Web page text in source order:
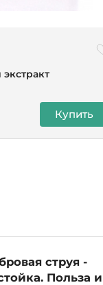
Купить
струя -
Польза и